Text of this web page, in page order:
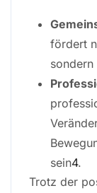
fördert
sein4.
Trotz der